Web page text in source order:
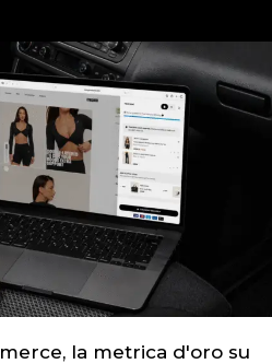
la metrica d'oro su